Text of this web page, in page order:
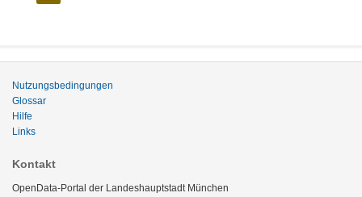
Nutzungsbedingungen
Glossar
Hilfe
Links
Kontakt
OpenData-Portal der Landeshauptstadt München